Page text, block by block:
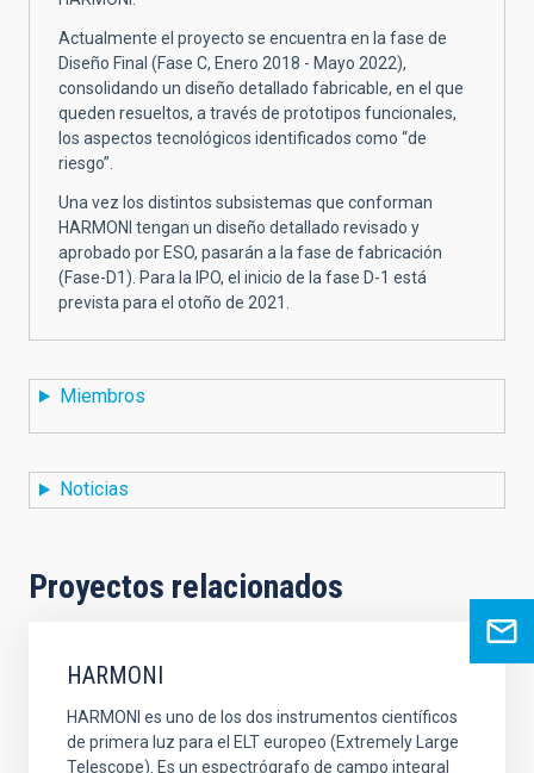
Actualmente el proyecto se encuentra en la fase de
Diseño Final (Fase C, Enero 2018 - Mayo 2022),
consolidando un diseño detallado fabricable, en el que
queden resueltos, a través de prototipos funcionales,
los aspectos tecnológicos identificados como “de
riesgo”.
Una vez los distintos subsistemas que conforman
HARMONI tengan un diseño detallado revisado y
aprobado por ESO, pasarán a la fase de fabricación
(Fase-D1). Para la IPO, el inicio de la fase D-1 está
prevista para el otoño de 2021.
Miembros
Noticias
Proyectos relacionados
HARMONI
HARMONI es uno de los dos instrumentos científicos
de primera luz para el ELT europeo (Extremely Large
Telescope). Es un espectrógrafo de campo integral